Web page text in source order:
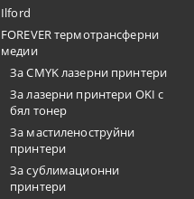
Ilford
FOREVER термотрансферни
медии
За CMYK лазерни принтери
За лазерни принтери OKI с
бял тонер
За мастиленоструйни
принтери
За сублимационни
принтери